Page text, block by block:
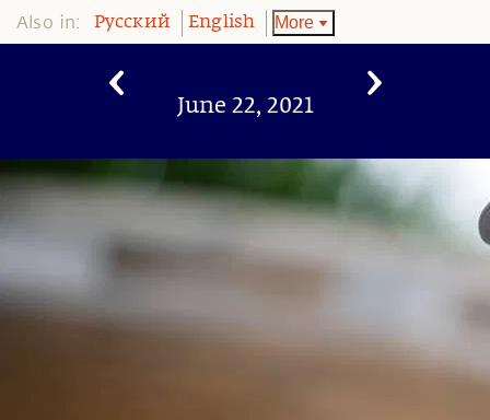
Also in: Pусский English More
June 22, 2021